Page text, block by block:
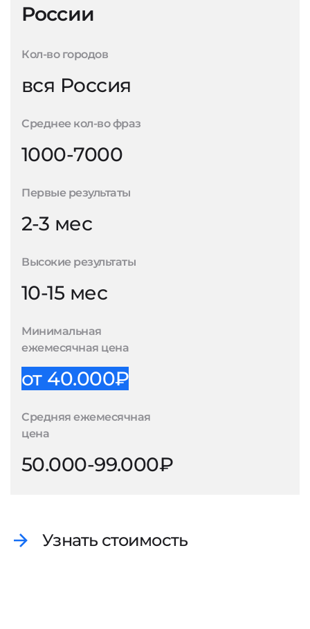
России
Кол-во городов
вся Россия
Среднее кол-во фраз
1000-7000
Первые результаты
2-3 мес
Высокие результаты
10-15 мес
Минимальная
ежемесячная цена
от 40.000₽
Средняя ежемесячная
цена
50.000-99.000₽
Узнать стоимость